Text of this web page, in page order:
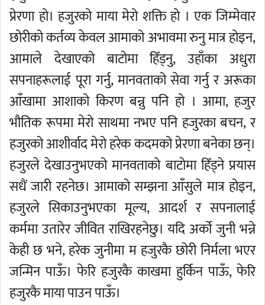
प्रेरणा हो। हजुरको माया मेरो शक्ति हो । एक जिम्मेवार
छोरीको कर्तव्य केवल आमाको अभावमा रुनु मात्र होइन,
आमाले देखाएको बाटोमा हिँड्नु, उहाँका अधुरा
सपनाहरूलाई पूरा गर्नु, मानवताको सेवा गर्नु र अरूका
आँखामा आशाको किरण बन्नु पनि हो । आमा, हजुर
भौतिक रूपमा मेरो साथमा नभए पनि हजुरका बचन, र
हजुरको आशीर्वाद मेरो हरेक कदमको प्रेरणा बनेका छन्।
हजुरले देखाउनुभएको मानवताको बाटोमा हिँड्ने प्रयास
सधैं जारी रहनेछ। आमाको सम्झना आँसुले मात्र होइन,
हजुरले सिकाउनुभएका मूल्य, आदर्श र सपनालाई
कर्ममा उतारेर जीवित राखिरहनेछु। यदि अर्को जुनी भन्ने
केही छ भने, हरेक जुनीमा म हजुरकै छोरी निर्मला भएर
जन्मिन पाऊँ। फेरि हजुरकै काखमा हुर्किन पाऊँ, फेरि
हजुरकै माया पाउन पाऊँ।